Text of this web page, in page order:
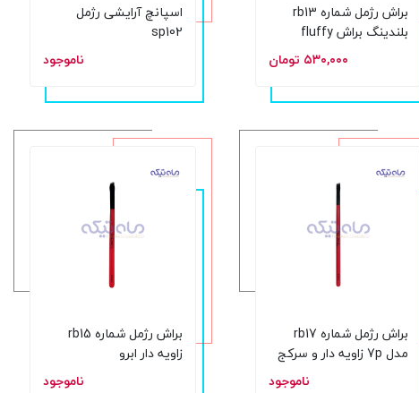
براش رژمل شماره rb13
بلندینگ براش fluffy
belending brush
۵۳۰,۰۰۰ تومان
اسپانچ آرایشی رژمل
sp102
ناموجود
براش رژمل شماره rb17
مدل 7p زاویه دار و سرکج
ناموجود
براش رژمل شماره rb15
زاویه دار ابرو
ناموجود